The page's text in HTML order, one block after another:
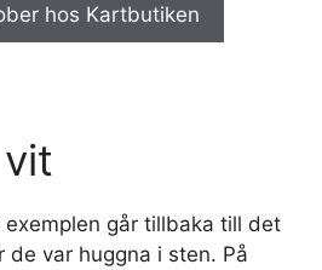
hos Kartbutiken
går tillbaka till det
de var huggna i sten. På